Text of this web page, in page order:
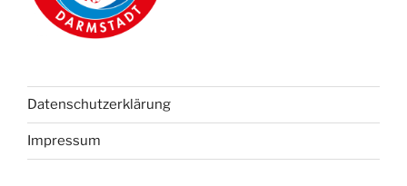
Datenschutzerklärung
Impressum